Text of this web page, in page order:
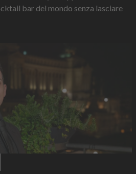
bar del mondo senza lasciare